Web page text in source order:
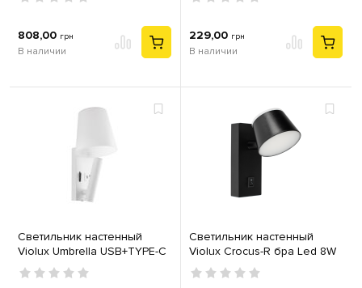
черный белый
808,00 грн
В наличии
229,00 грн
В наличии
Светильник настенный
Violux Umbrella USB+TYPE-C
бра Led 3W 4200K IP20
белый
Светильник настенный
Violux Crocus-R бра Led 8W
4200K IP20 черный